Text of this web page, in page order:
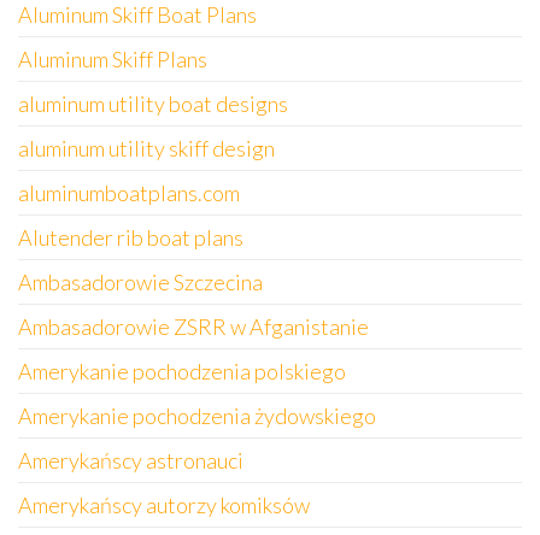
Aluminum Skiff Boat Plans
Aluminum Skiff Plans
aluminum utility boat designs
aluminum utility skiff design
aluminumboatplans.com
Alutender rib boat plans
Ambasadorowie Szczecina
Ambasadorowie ZSRR w Afganistanie
Amerykanie pochodzenia polskiego
Amerykanie pochodzenia żydowskiego
Amerykańscy astronauci
Amerykańscy autorzy komiksów